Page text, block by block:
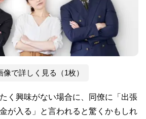
像で詳しく見る（1枚）
く興味がない場合に、同僚に「出張
が入る」と言われると驚くかもしれ